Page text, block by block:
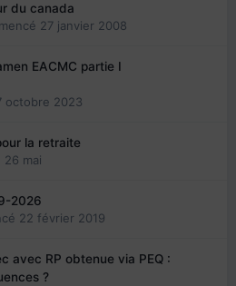
du canada
27 janvier 2008
EACMC partie I
octobre 2023
la retraite
26 mai
2026
22 février 2019
avec RP obtenue via PEQ :
?